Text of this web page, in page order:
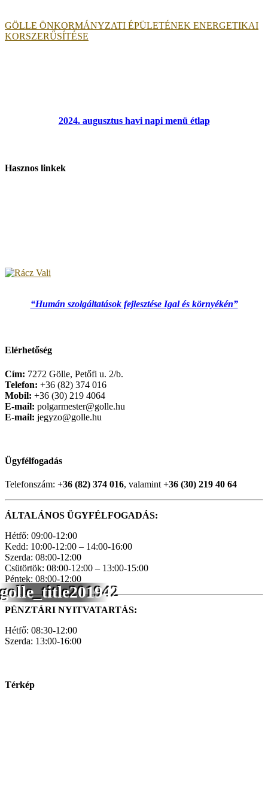
golle_title201942
GÖLLE ÖNKORMÁNYZATI ÉPÜLETÉNEK ENERGETIKAI
KORSZERŰSÍTÉSE
2024. augusztus havi napi menü étlap
Hasznos linkek
“Humán szolgáltatások fejlesztése Igal és környékén”
Elérhetőség
Cím: 7272 Gölle, Petőfi u. 2/b.
Telefon: +36 (82) 374 016
Mobil: +36 (30) 219 4064
E-mail: polgarmester@golle.hu
E-mail: jegyzo@golle.hu
Ügyfélfogadás
Telefonszám: +36 (82) 374 016, valamint +36 (30) 219 40 64
ÁLTALÁNOS ÜGYFÉLFOGADÁS:
Hétfő: 09:00-12:00
Kedd: 10:00-12:00 – 14:00-16:00
Szerda: 08:00-12:00
Csütörtök: 08:00-12:00 – 13:00-15:00
Péntek: 08:00-12:00
PÉNZTÁRI NYITVATARTÁS:
Hétfő: 08:30-12:00
Szerda: 13:00-16:00
Térkép